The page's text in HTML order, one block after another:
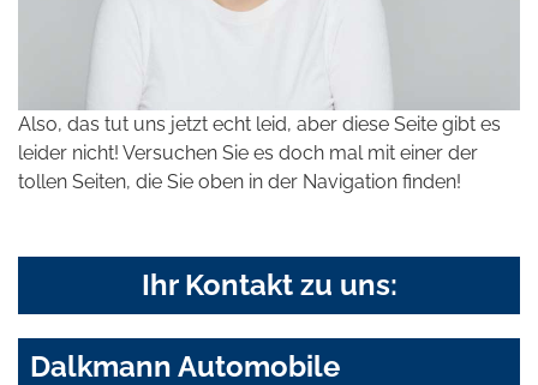
Also, das tut uns jetzt echt leid, aber diese Seite gibt es
leider nicht! Versuchen Sie es doch mal mit einer der
tollen Seiten, die Sie oben in der Navigation finden!
Ihr Kontakt zu uns:
Dalkmann Automobile